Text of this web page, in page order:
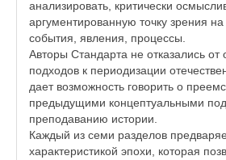
анализировать, критически
аргументированную точку зрения
события, явления, процессы.
Авторы Стандарта не отказались
подходов к периодизации
дает возможность говорить о
предыдущими концептуальными
преподаванию истории.
Каждый из семи разделов
характеристикой эпохи, которая